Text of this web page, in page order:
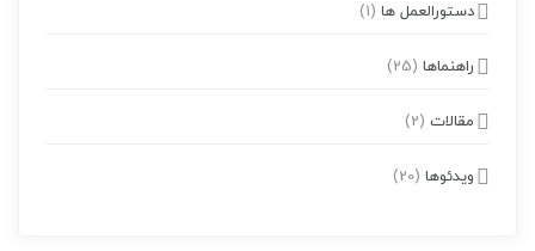
دستورالعمل ها(1)
راهنماها(25)
مقالات (2)
ویدئوها(20)